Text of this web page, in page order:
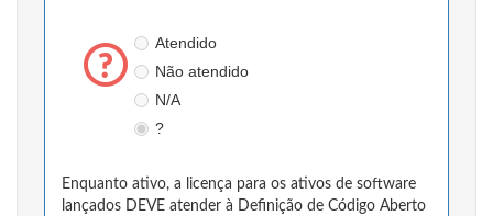
Atendido
Não atendido
N/A
?
Enquanto ativo, a licença para os ativos de software
lançados DEVE atender à Definição de Código Aberto